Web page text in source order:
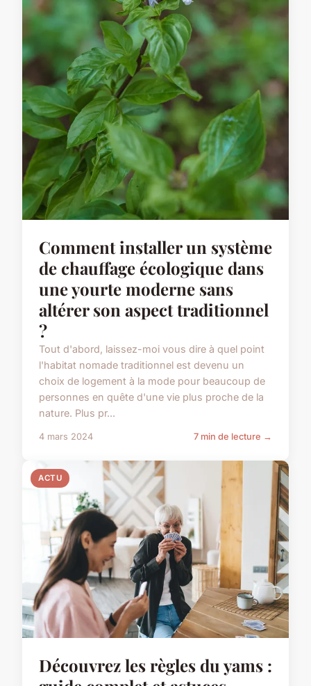
Comment installer un système
de chauffage écologique dans
une yourte moderne sans
altérer son aspect traditionnel
?
Tout d'abord, laissez-moi vous dire à quel point
l'habitat nomade traditionnel est devenu un
choix de logement à la mode pour beaucoup de
personnes en quête d'une vie plus proche de la
nature. Plus pr...
4 mars 2024 7 min de lecture →
ACTU
Découvrez les règles du yams :